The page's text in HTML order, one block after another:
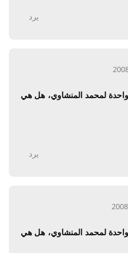
يرد
لمحمد المنشاوي، هل هي
يرد
لمحمد المنشاوي، هل هي